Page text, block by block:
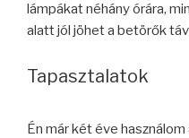
lámpákat néhány órára,
alatt jól jöhet a betörők
Tapasztalatok
Én már két éve